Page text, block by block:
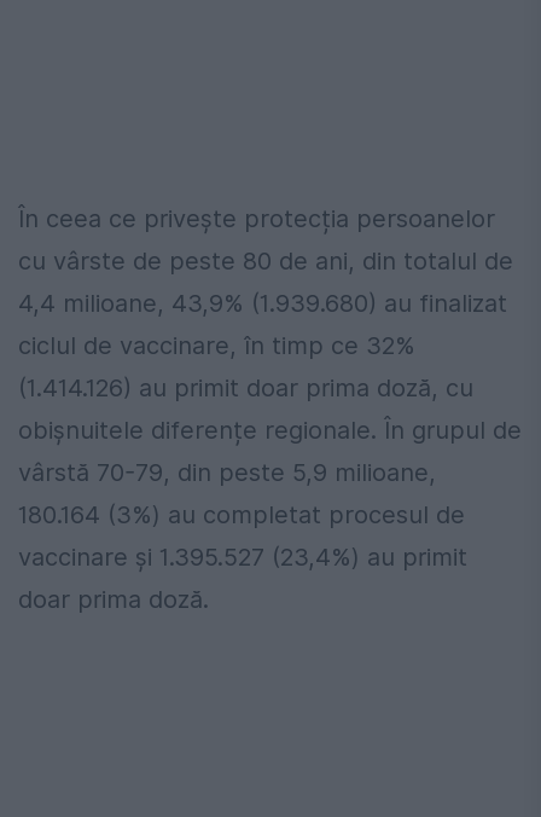
În ceea ce privește protecția persoanelor
cu vârste de peste 80 de ani, din totalul de
4,4 milioane, 43,9% (1.939.680) au finalizat
ciclul de vaccinare, în timp ce 32%
(1.414.126) au primit doar prima doză, cu
obişnuitele diferențe regionale. În grupul de
vârstă 70-79, din peste 5,9 milioane,
180.164 (3%) au completat procesul de
vaccinare și 1.395.527 (23,4%) au primit
doar prima doză.